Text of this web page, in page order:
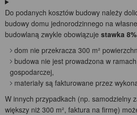
Do podanych kosztów budowy należy
budowy domu jednorodzinnego na
budowlaną zwykle obowiązuje stawka 8%
dom nie przekracza 300 m²
budowa nie jest prowadzona w
gospodarczej,
materiały są fakturowane przez
W innych przypadkach (np. samodzielny
większy niż 300 m², faktura na firmę)